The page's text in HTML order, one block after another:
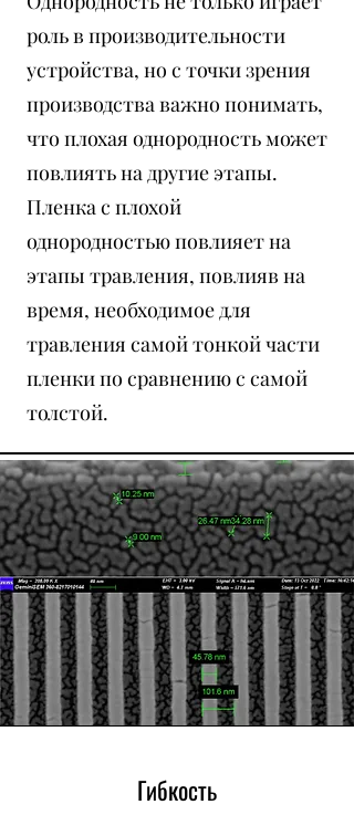
роль в производительности
устройства, но с точки зрения
производства важно понимать,
что плохая однородность может
повлиять на другие этапы.
Пленка с плохой
однородностью повлияет на
этапы травления, повлияв на
время, необходимое для
травления самой тонкой части
пленки по сравнению с самой
толстой.
Гибкость